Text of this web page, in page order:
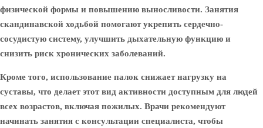
физической формы и повышению выносливости. Занятия
скандинавской ходьбой помогают укрепить сердечно-
сосудистую систему, улучшить дыхательную функцию и
снизить риск хронических заболеваний.
Кроме того, использование палок снижает нагрузку на
суставы, что делает этот вид активности доступным для людей
всех возрастов, включая пожилых. Врачи рекомендуют
начинать занятия с консультации специалиста, чтобы